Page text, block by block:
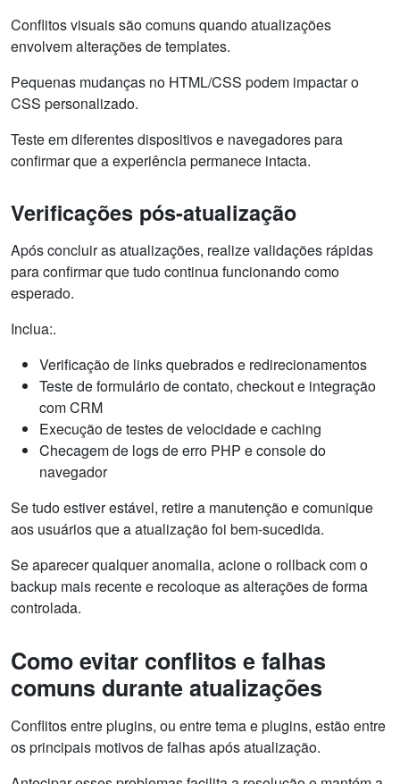
Conflitos visuais são comuns quando atualizações
envolvem alterações de templates.
Pequenas mudanças no HTML/CSS podem impactar o
CSS personalizado.
Teste em diferentes dispositivos e navegadores para
confirmar que a experiência permanece intacta.
Verificações pós-atualização
Após concluir as atualizações, realize validações rápidas
para confirmar que tudo continua funcionando como
esperado.
Inclua:.
Verificação de links quebrados e redirecionamentos
Teste de formulário de contato, checkout e integração
com CRM
Execução de testes de velocidade e caching
Checagem de logs de erro PHP e console do
navegador
Se tudo estiver estável, retire a manutenção e comunique
aos usuários que a atualização foi bem-sucedida.
Se aparecer qualquer anomalia, acione o rollback com o
backup mais recente e recoloque as alterações de forma
controlada.
Como evitar conflitos e falhas
comuns durante atualizações
Conflitos entre plugins, ou entre tema e plugins, estão entre
os principais motivos de falhas após atualização.